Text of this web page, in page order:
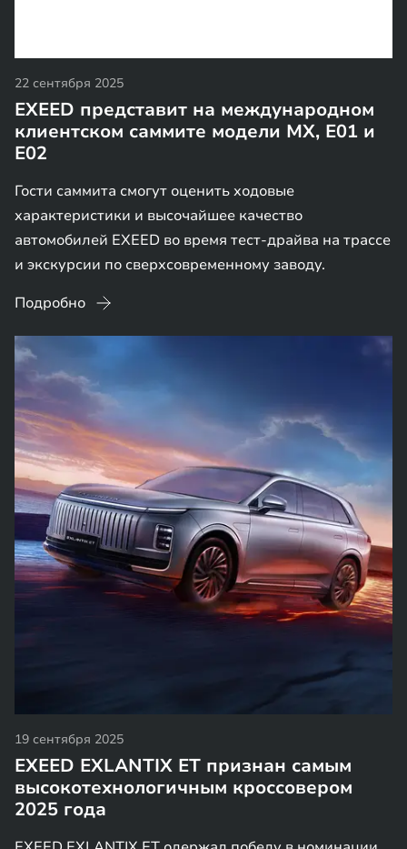
22 сентября 2025
EXEED представит на международном
клиентском саммите модели MX, E01 и
E02
Гости саммита смогут оценить ходовые
характеристики и высочайшее качество
автомобилей EXEED во время тест-драйва на трассе
и экскурсии по сверхсовременному заводу.
Подробно
19 сентября 2025
EXEED EXLANTIX ET признан самым
высокотехнологичным кроссовером
2025 года